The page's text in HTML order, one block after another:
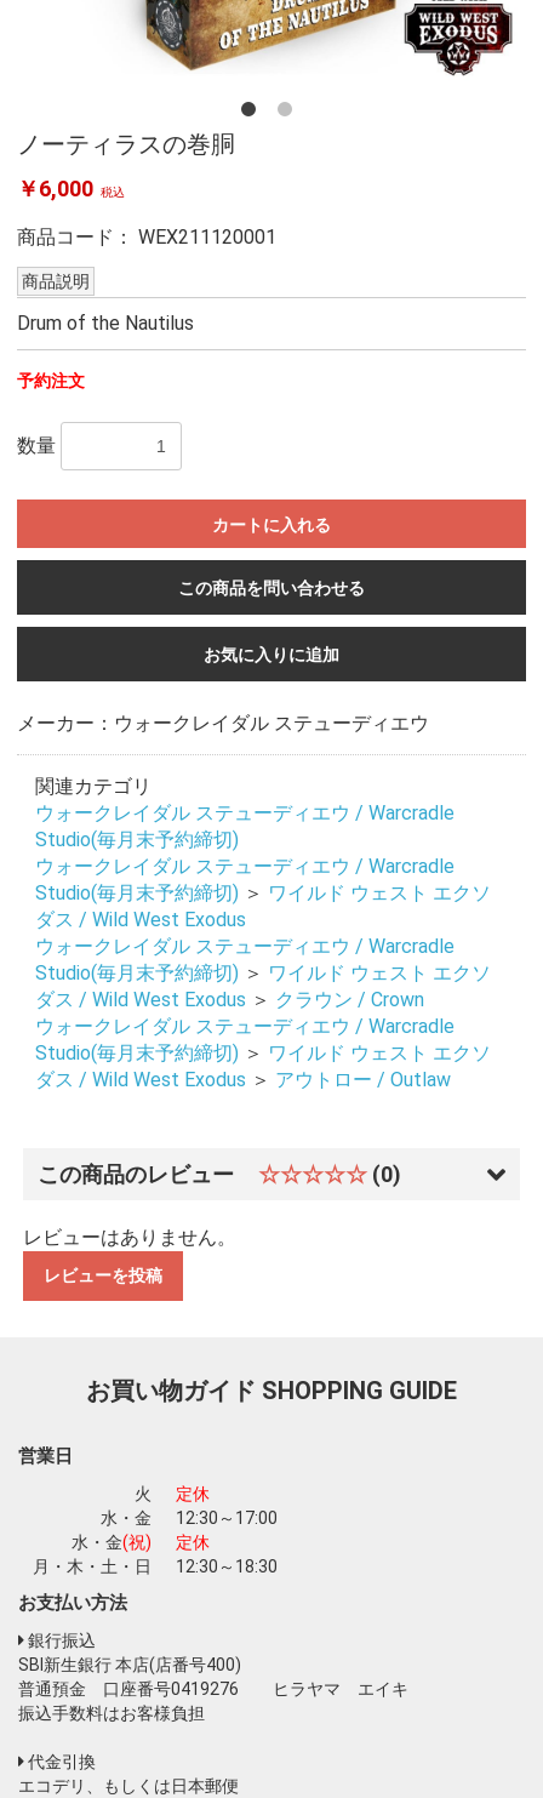
ノーティラスの巻胴
￥6,000 税込
商品コード： WEX211120001
商品説明
Drum of the Nautilus
予約注文
数量
カートに入れる
この商品を問い合わせる
お気に入りに追加
メーカー：ウォークレイダル ステューディエウ
関連カテゴリ
ウォークレイダル ステューディエウ / Warcradle
Studio(毎月末予約締切)
ウォークレイダル ステューディエウ / Warcradle
Studio(毎月末予約締切) ＞ ワイルド ウェスト エクソ
ダス / Wild West Exodus
ウォークレイダル ステューディエウ / Warcradle
Studio(毎月末予約締切) ＞ ワイルド ウェスト エクソ
ダス / Wild West Exodus ＞ クラウン / Crown
ウォークレイダル ステューディエウ / Warcradle
Studio(毎月末予約締切) ＞ ワイルド ウェスト エクソ
ダス / Wild West Exodus ＞ アウトロー / Outlaw
この商品のレビュー ☆☆☆☆☆ (0)
レビューはありません。
レビューを投稿
お買い物ガイド SHOPPING GUIDE
営業日
火
定休
水・金
12:30～17:00
水・金(祝)
定休
月・木・土・日
12:30～18:30
お支払い方法
銀行振込
SBI新生銀行 本店(店番号400)
普通預金 口座番号0419276 ヒラヤマ エイキ
振込手数料はお客様負担
代金引換
エコデリ、もしくは日本郵便